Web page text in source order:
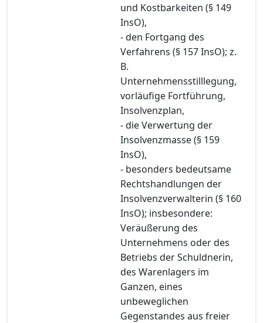
und Kostbarkeiten (§ 149
InsO),
- den Fortgang des
Verfahrens (§ 157 InsO); z.
B.
Unternehmensstilllegung,
vorläufige Fortführung,
Insolvenzplan,
- die Verwertung der
Insolvenzmasse (§ 159
InsO),
- besonders bedeutsame
Rechtshandlungen der
Insolvenzverwalterin (§ 160
InsO); insbesondere:
Veräußerung des
Unternehmens oder des
Betriebs der Schuldnerin,
des Warenlagers im
Ganzen, eines
unbeweglichen
Gegenstandes aus freier